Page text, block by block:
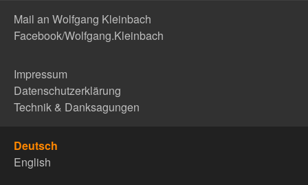
Mail an Wolfgang Kleinbach
Facebook/Wolfgang.Kleinbach
Impressum
Datenschutzerklärung
Technik & Danksagungen
Deutsch
English